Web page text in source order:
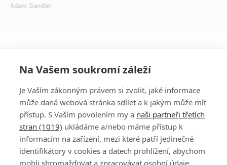
Adam Sandler
PŘIHLÁSIT
REGISTROVAT
DISKUZE
Na Vašem soukromí záleží
Je Vaším zákonným právem si zvolit, jaké informace
může daná webová stránka sdílet a k jakým může mít
přístup. S Vaším povolením my a naši partneři třetích
stran (1019) ukládáme a/nebo máme přístup k
informacím na zařízení, mezi které patří jedinečné
identifikátory v cookies a datech prohlížení, abychom
mohli shromažďovat a zpracovávat osobní údaje.